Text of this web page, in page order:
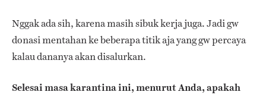
Nggak ada sih, karena masih sibuk kerja juga. Jadi gw
donasi mentahan ke beberapa titik aja yang gw percaya
kalau dananya akan disalurkan.
Selesai masa karantina ini, menurut Anda, apakah